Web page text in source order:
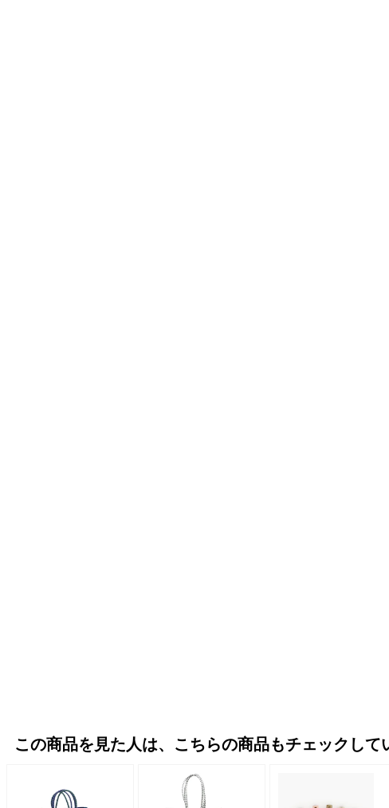
この商品を見た人は、こちらの商品もチェックして